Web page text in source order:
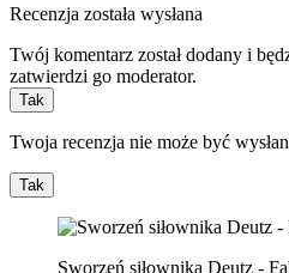
Recenzja została wysłana
Twój komentarz został dodany i
zatwierdzi go moderator.
Tak
Twoja recenzja nie może być
Tak
Sworzeń siłownika Deutz -